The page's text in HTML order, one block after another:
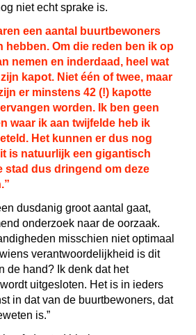
niet echt sprake is.
een aantal buurtbewoners
hebben. Om die reden ben ik op
nemen en inderdaad, heel wat
kapot. Niet één of twee, maar
er minstens 42 (!) kapotte
worden. Ik ben geen
waar ik aan twijfelde heb ik
Het kunnen er dus nog
is natuurlijk een gigantisch
stad dus dringend om deze
dusdanig groot aantal gaat,
onderzoek naar de oorzaak.
misschien niet optimaal
verantwoordelijkheid is dit
de hand? Ik denk dat het
uitgesloten. Het is in ieders
in dat van de buurtbewoners, dat
is.”